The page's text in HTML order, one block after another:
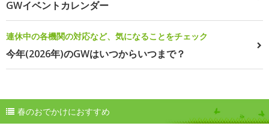
GWイベントカレンダー
連休中の各機関の対応など、気になることをチェック
今年(2026年)のGWはいつからいつまで？
春のおでかけにおすすめ